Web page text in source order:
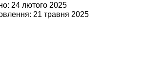
24 лютого 2025
21 травня 2025